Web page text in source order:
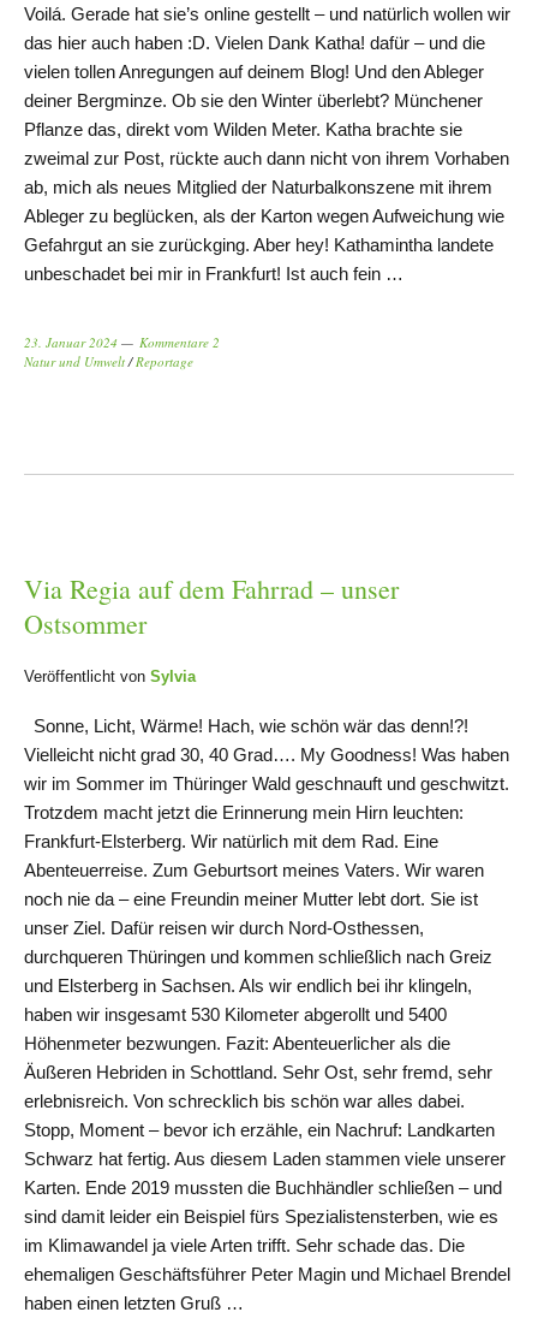
Voilá. Gerade hat sie’s online gestellt – und natürlich wollen wir
das hier auch haben :D. Vielen Dank Katha! dafür – und die
vielen tollen Anregungen auf deinem Blog! Und den Ableger
deiner Bergminze. Ob sie den Winter überlebt? Münchener
Pflanze das, direkt vom Wilden Meter. Katha brachte sie
zweimal zur Post, rückte auch dann nicht von ihrem Vorhaben
ab, mich als neues Mitglied der Naturbalkonszene mit ihrem
Ableger zu beglücken, als der Karton wegen Aufweichung wie
Gefahrgut an sie zurückging. Aber hey! Kathamintha landete
unbeschadet bei mir in Frankfurt! Ist auch fein …
23. Januar 2024
Kommentare 2
Natur und Umwelt /Reportage
Via Regia auf dem Fahrrad – unser
Ostsommer
Veröffentlicht von Sylvia
Sonne, Licht, Wärme! Hach, wie schön wär das denn!?!
Vielleicht nicht grad 30, 40 Grad…. My Goodness! Was haben
wir im Sommer im Thüringer Wald geschnauft und geschwitzt.
Trotzdem macht jetzt die Erinnerung mein Hirn leuchten:
Frankfurt-Elsterberg. Wir natürlich mit dem Rad. Eine
Abenteuerreise. Zum Geburtsort meines Vaters. Wir waren
noch nie da – eine Freundin meiner Mutter lebt dort. Sie ist
unser Ziel. Dafür reisen wir durch Nord-Osthessen,
durchqueren Thüringen und kommen schließlich nach Greiz
und Elsterberg in Sachsen. Als wir endlich bei ihr klingeln,
haben wir insgesamt 530 Kilometer abgerollt und 5400
Höhenmeter bezwungen. Fazit: Abenteuerlicher als die
Äußeren Hebriden in Schottland. Sehr Ost, sehr fremd, sehr
erlebnisreich. Von schrecklich bis schön war alles dabei.
Stopp, Moment – bevor ich erzähle, ein Nachruf: Landkarten
Schwarz hat fertig. Aus diesem Laden stammen viele unserer
Karten. Ende 2019 mussten die Buchhändler schließen – und
sind damit leider ein Beispiel fürs Spezialistensterben, wie es
im Klimawandel ja viele Arten trifft. Sehr schade das. Die
ehemaligen Geschäftsführer Peter Magin und Michael Brendel
haben einen letzten Gruß …